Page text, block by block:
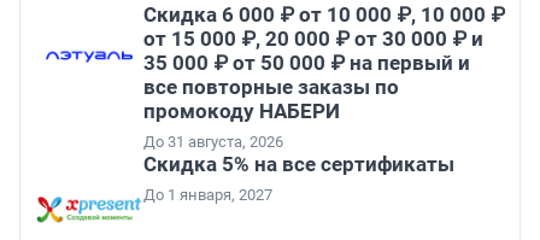
Скидка 6 000 ₽ от 10 000 ₽, 10 000 ₽
от 15 000 ₽, 20 000 ₽ от 30 000 ₽ и
35 000 ₽ от 50 000 ₽ на первый и
все повторные заказы по
промокоду НАБЕРИ
До 31 августа, 2026
Скидка 5% на все сертификаты
До 1 января, 2027